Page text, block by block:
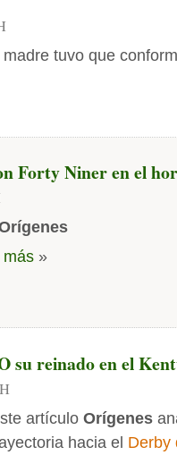
tuvo que
Forty Niner en el
más »
su reinado en el
artículo Orígenes
hacia el Derby